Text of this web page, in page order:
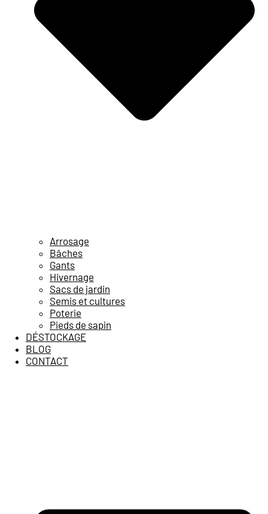
Arrosage
Bâches
Gants
Hivernage
Sacs de jardin
Semis et cultures
Poterie
Pieds de sapin
DÉSTOCKAGE
BLOG
CONTACT